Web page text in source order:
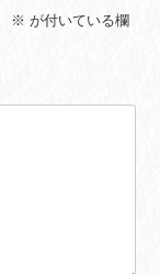
※ が付いている欄